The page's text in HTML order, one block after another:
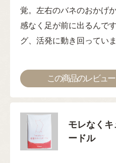
覚。左右のバネのおかげ
感なく足が前に出るんで
グ、活発に動き回ってい
この商品のレビュ
モレなく
ードル